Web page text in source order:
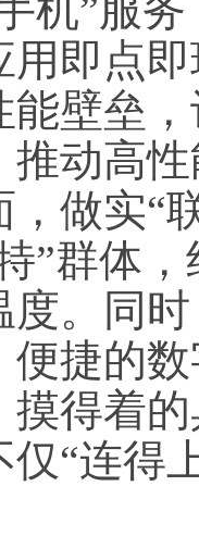
机”服
用即点
能壁垒
推动高
做实“
”群体
。同
便捷的
摸得着
“连得